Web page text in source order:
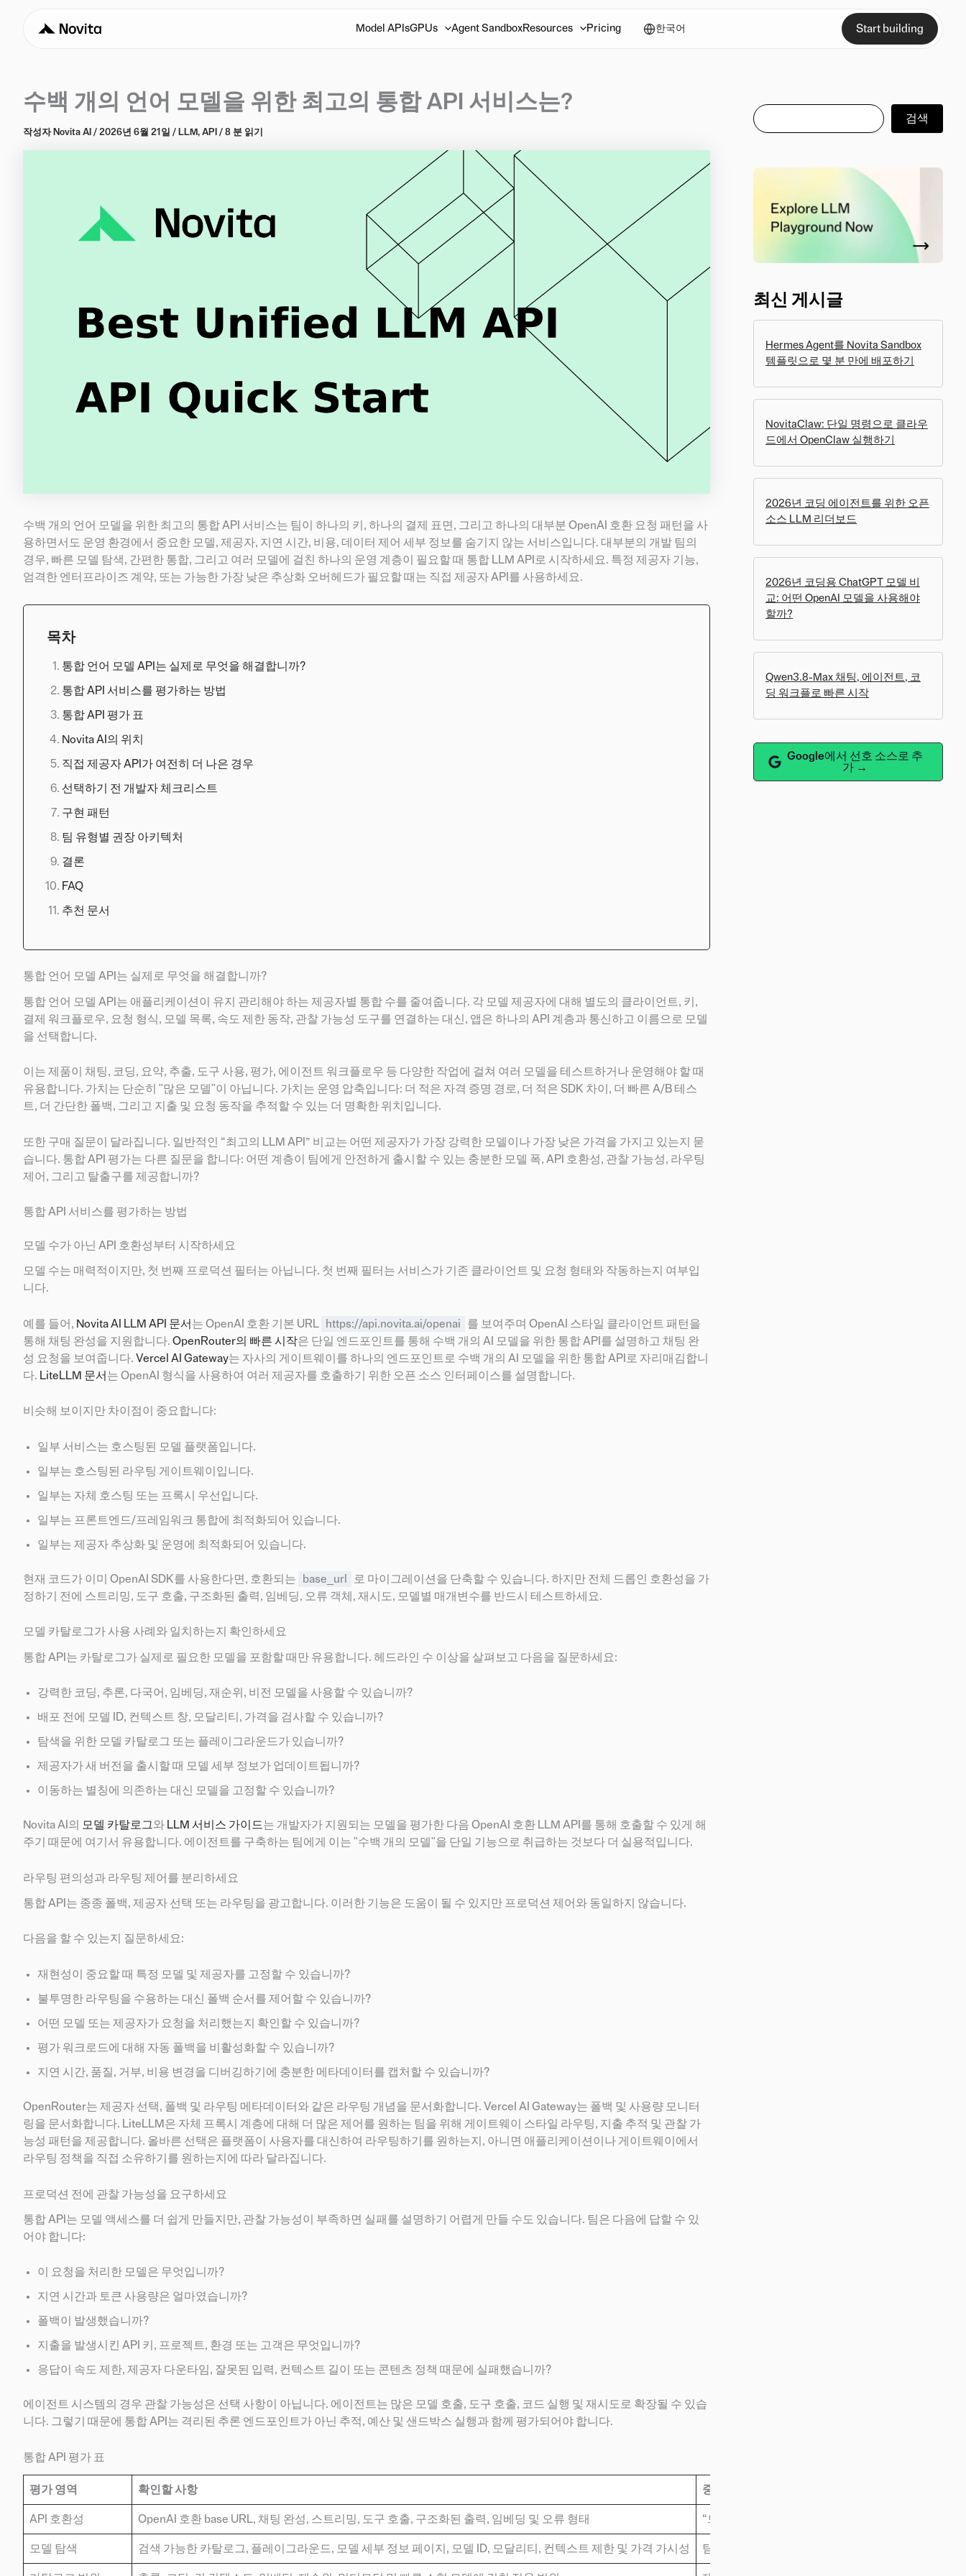
Model APIsGPUs Agent SandboxResources Pricing 한국어 Start building
수백 개의 언어 모델을 위한 최고의 통합 API 서비스는?
작성자 Novita AI / 2026년 6월 21일 / LLM, API / 8 분 읽기
수백 개의 언어 모델을 위한 최고의 통합 API 서비스는 팀이 하나의 키, 하나의 결제 표면, 그리고 하나의 대부분 OpenAI 호환 요청 패턴을 사
용하면서도 운영 환경에서 중요한 모델, 제공자, 지연 시간, 비용, 데이터 제어 세부 정보를 숨기지 않는 서비스입니다. 대부분의 개발 팀의
경우, 빠른 모델 탐색, 간편한 통합, 그리고 여러 모델에 걸친 하나의 운영 계층이 필요할 때 통합 LLM API로 시작하세요. 특정 제공자 기능,
엄격한 엔터프라이즈 계약, 또는 가능한 가장 낮은 추상화 오버헤드가 필요할 때는 직접 제공자 API를 사용하세요.
목차
통합 언어 모델 API는 실제로 무엇을 해결합니까?
통합 API 서비스를 평가하는 방법
통합 API 평가 표
Novita AI의 위치
직접 제공자 API가 여전히 더 나은 경우
선택하기 전 개발자 체크리스트
구현 패턴
팀 유형별 권장 아키텍처
결론
FAQ
추천 문서
통합 언어 모델 API는 실제로 무엇을 해결합니까?
통합 언어 모델 API는 애플리케이션이 유지 관리해야 하는 제공자별 통합 수를 줄여줍니다. 각 모델 제공자에 대해 별도의 클라이언트, 키,
결제 워크플로우, 요청 형식, 모델 목록, 속도 제한 동작, 관찰 가능성 도구를 연결하는 대신, 앱은 하나의 API 계층과 통신하고 이름으로 모델
을 선택합니다.
이는 제품이 채팅, 코딩, 요약, 추출, 도구 사용, 평가, 에이전트 워크플로우 등 다양한 작업에 걸쳐 여러 모델을 테스트하거나 운영해야 할 때
유용합니다. 가치는 단순히 "많은 모델"이 아닙니다. 가치는 운영 압축입니다: 더 적은 자격 증명 경로, 더 적은 SDK 차이, 더 빠른 A/B 테스
트, 더 간단한 폴백, 그리고 지출 및 요청 동작을 추적할 수 있는 더 명확한 위치입니다.
또한 구매 질문이 달라집니다. 일반적인 “최고의 LLM API” 비교는 어떤 제공자가 가장 강력한 모델이나 가장 낮은 가격을 가지고 있는지 묻
습니다. 통합 API 평가는 다른 질문을 합니다: 어떤 계층이 팀에게 안전하게 출시할 수 있는 충분한 모델 폭, API 호환성, 관찰 가능성, 라우팅
제어, 그리고 탈출구를 제공합니까?
통합 API 서비스를 평가하는 방법
모델 수가 아닌 API 호환성부터 시작하세요
모델 수는 매력적이지만, 첫 번째 프로덕션 필터는 아닙니다. 첫 번째 필터는 서비스가 기존 클라이언트 및 요청 형태와 작동하는지 여부입
니다.
예를 들어, Novita AI LLM API 문서 는 OpenAI 호환 기본 URL https://api.novita.ai/openai
를 보여주며 OpenAI 스타일 클라이언트 패턴을
통해 채팅 완성을 지원합니다. OpenRouter의 빠른 시작은 단일 엔드포인트를 통해 수백 개의 AI 모델을 위한 통합 API를 설명하고 채팅 완
성 요청을 보여줍니다. Vercel AI Gateway는 자사의 게이트웨이를 하나의 엔드포인트로 수백 개의 AI 모델을 위한 통합 API로 자리매김합니
다. LiteLLM 문서 는 OpenAI 형식을 사용하여 여러 제공자를 호출하기 위한 오픈 소스 인터페이스를 설명합니다.
비슷해 보이지만 차이점이 중요합니다:
일부 서비스는 호스팅된 모델 플랫폼입니다.
일부는 호스팅된 라우팅 게이트웨이입니다.
일부는 자체 호스팅 또는 프록시 우선입니다.
일부는 프론트엔드/프레임워크 통합에 최적화되어 있습니다.
일부는 제공자 추상화 및 운영에 최적화되어 있습니다.
현재 코드가 이미 OpenAI SDK를 사용한다면, 호환되는 base_url
로 마이그레이션을 단축할 수 있습니다. 하지만 전체 드롭인 호환성을 가
정하기 전에 스트리밍, 도구 호출, 구조화된 출력, 임베딩, 오류 객체, 재시도, 모델별 매개변수를 반드시 테스트하세요.
모델 카탈로그가 사용 사례와 일치하는지 확인하세요
통합 API는 카탈로그가 실제로 필요한 모델을 포함할 때만 유용합니다. 헤드라인 수 이상을 살펴보고 다음을 질문하세요:
강력한 코딩, 추론, 다국어, 임베딩, 재순위, 비전 모델을 사용할 수 있습니까?
배포 전에 모델 ID, 컨텍스트 창, 모달리티, 가격을 검사할 수 있습니까?
탐색을 위한 모델 카탈로그 또는 플레이그라운드가 있습니까?
제공자가 새 버전을 출시할 때 모델 세부 정보가 업데이트됩니까?
이동하는 별칭에 의존하는 대신 모델을 고정할 수 있습니까?
Novita AI의 모델 카탈로그와 LLM 서비스 가이드는 개발자가 지원되는 모델을 평가한 다음 OpenAI 호환 LLM API를 통해 호출할 수 있게 해
주기 때문에 여기서 유용합니다. 에이전트를 구축하는 팀에게 이는 "수백 개의 모델"을 단일 기능으로 취급하는 것보다 더 실용적입니다.
라우팅 편의성과 라우팅 제어를 분리하세요
통합 API는 종종 폴백, 제공자 선택 또는 라우팅을 광고합니다. 이러한 기능은 도움이 될 수 있지만 프로덕션 제어와 동일하지 않습니다.
다음을 할 수 있는지 질문하세요:
재현성이 중요할 때 특정 모델 및 제공자를 고정할 수 있습니까?
불투명한 라우팅을 수용하는 대신 폴백 순서를 제어할 수 있습니까?
어떤 모델 또는 제공자가 요청을 처리했는지 확인할 수 있습니까?
평가 워크로드에 대해 자동 폴백을 비활성화할 수 있습니까?
지연 시간, 품질, 거부, 비용 변경을 디버깅하기에 충분한 메타데이터를 캡처할 수 있습니까?
OpenRouter는 제공자 선택, 폴백 및 라우팅 메타데이터와 같은 라우팅 개념을 문서화합니다. Vercel AI Gateway는 폴백 및 사용량 모니터
링을 문서화합니다. LiteLLM은 자체 프록시 계층에 대해 더 많은 제어를 원하는 팀을 위해 게이트웨이 스타일 라우팅, 지출 추적 및 관찰 가
능성 패턴을 제공합니다. 올바른 선택은 플랫폼이 사용자를 대신하여 라우팅하기를 원하는지, 아니면 애플리케이션이나 게이트웨이에서
라우팅 정책을 직접 소유하기를 원하는지에 따라 달라집니다.
프로덕션 전에 관찰 가능성을 요구하세요
통합 API는 모델 액세스를 더 쉽게 만들지만, 관찰 가능성이 부족하면 실패를 설명하기 어렵게 만들 수도 있습니다. 팀은 다음에 답할 수 있
어야 합니다:
이 요청을 처리한 모델은 무엇입니까?
지연 시간과 토큰 사용량은 얼마였습니까?
폴백이 발생했습니까?
지출을 발생시킨 API 키, 프로젝트, 환경 또는 고객은 무엇입니까?
응답이 속도 제한, 제공자 다운타임, 잘못된 입력, 컨텍스트 길이 또는 콘텐츠 정책 때문에 실패했습니까?
에이전트 시스템의 경우 관찰 가능성은 선택 사항이 아닙니다. 에이전트는 많은 모델 호출, 도구 호출, 코드 실행 및 재시도로 확장될 수 있습
니다. 그렇기 때문에 통합 API는 격리된 추론 엔드포인트가 아닌 추적, 예산 및 샌드박스 실행과 함께 평가되어야 합니다.
통합 API 평가 표
평가 영역 확인할 사항 중요한 이유
API 호환성 OpenAI 호환 base URL, 채팅 완성, 스트리밍, 도구 호출, 구조화된 출력, 임베딩 및 오류 형태 “드롭인” 마이그레이션이 에지 케이스를 깨뜨리는
모델 탐색 검색 가능한 카탈로그, 플레이그라운드, 모델 세부 정보 페이지, 모델 ID, 모달리티, 컨텍스트 제한 및 가격 가시성 팀이 추측 대신 목적에 맞는 모델을 선택하도록 지원
검색
검색
최신 게시글
Hermes Agent를 Novita Sandbox
템플릿으로 몇 분 만에 배포하기
NovitaClaw: 단일 명령으로 클라우
드에서 OpenClaw 실행하기
2026년 코딩 에이전트를 위한 오픈
소스 LLM 리더보드
2026년 코딩용 ChatGPT 모델 비
교: 어떤 OpenAI 모델을 사용해야
할까?
Qwen3.8-Max 채팅, 에이전트, 코
딩 워크플로 빠른 시작
Google에서 선호 소스로 추
가 →